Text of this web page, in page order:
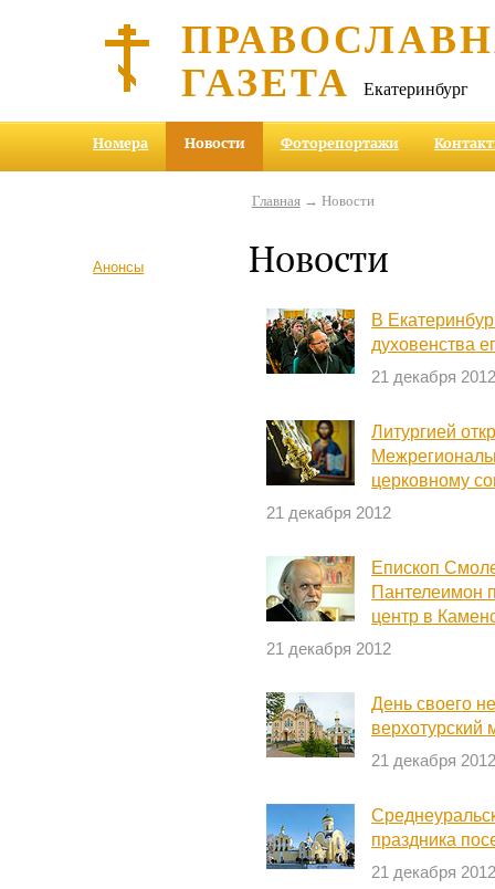
ГАЗЕТА Екатеринбург
Номера Новости Фоторепортажи
Анонсы
Главная→ Новости
Новости
В
духовенства
21 декабря
Литургией
церковному
21 декабря 2012
Епископ
Пантелеимон
центр в
21 декабря 2012
День своего
верхотурский
21 декабря
праздника
21 декабря